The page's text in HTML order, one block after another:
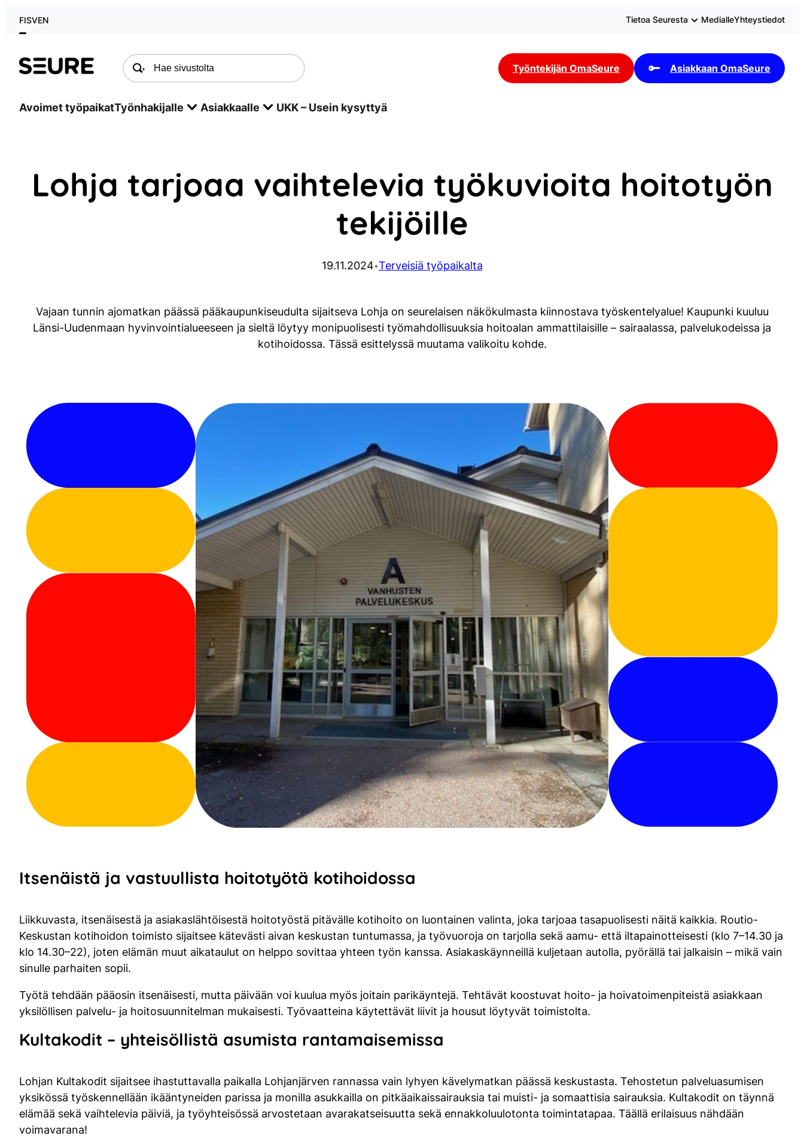
FISVEN Tietoa Seuresta MedialleYhteystiedot
Seure Työntekijän OmaSeure Asiakkaan OmaSeure
Avoimet työpaikatTyönhakijalle Asiakkaalle UKK – Usein kysyttyä
Lohja tarjoaa vaihtelevia työkuvioita hoitotyön
tekijöille
19.11.2024•Terveisiä työpaikalta
Vajaan tunnin ajomatkan päässä pääkaupunkiseudulta sijaitseva Lohja on seurelaisen näkökulmasta kiinnostava työskentelyalue! Kaupunki kuuluu
Länsi-Uudenmaan hyvinvointialueeseen ja sieltä löytyy monipuolisesti työmahdollisuuksia hoitoalan ammattilaisille – sairaalassa, palvelukodeissa ja
kotihoidossa. Tässä esittelyssä muutama valikoitu kohde.
Itsenäistä ja vastuullista hoitotyötä kotihoidossa
Liikkuvasta, itsenäisestä ja asiakaslähtöisestä hoitotyöstä pitävälle kotihoito on luontainen valinta, joka tarjoaa tasapuolisesti näitä kaikkia. Routio-
Keskustan kotihoidon toimisto sijaitsee kätevästi aivan keskustan tuntumassa, ja työvuoroja on tarjolla sekä aamu- että iltapainotteisesti (klo 7–14.30 ja
klo 14.30–22), joten elämän muut aikataulut on helppo sovittaa yhteen työn kanssa. Asiakaskäynneillä kuljetaan autolla, pyörällä tai jalkaisin – mikä vain
sinulle parhaiten sopii.
Työtä tehdään pääosin itsenäisesti, mutta päivään voi kuulua myös joitain parikäyntejä. Tehtävät koostuvat hoito- ja hoivatoimenpiteistä asiakkaan
yksilöllisen palvelu- ja hoitosuunnitelman mukaisesti. Työvaatteina käytettävät liivit ja housut löytyvät toimistolta.
Kultakodit – yhteisöllistä asumista rantamaisemissa
Lohjan Kultakodit sijaitsee ihastuttavalla paikalla Lohjanjärven rannassa vain lyhyen kävelymatkan päässä keskustasta. Tehostetun palveluasumisen
yksikössä työskennellään ikääntyneiden parissa ja monilla asukkailla on pitkäaikaissairauksia tai muisti- ja somaattisia sairauksia. Kultakodit on täynnä
elämää sekä vaihtelevia päiviä, ja työyhteisössä arvostetaan avarakatseisuutta sekä ennakkoluulotonta toimintatapaa. Täällä erilaisuus nähdään
voimavarana!